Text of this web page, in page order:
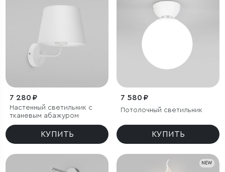
7 280 ₽
Настенный светильник с
тканевым абажуром
КУПИТЬ
7 580 ₽
Потолочный светильник
КУПИТЬ
NEW